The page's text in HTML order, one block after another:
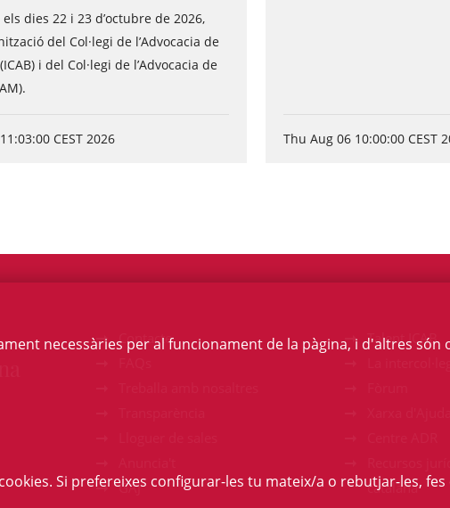
dies 22 i 23 d’octubre de 2026,
del Col·legi de l’Advocacia de
i del Col·legi de l’Advocacia de
CEST 2026 Thu Aug 06 10:00:00 CEST
Contacte
GAJ
Talent ICAB
catalana
necessàries per al funcionament de la pàgina, i d'altres
Si prefereixes configurar-les tu mateix/a o rebutjar-les,